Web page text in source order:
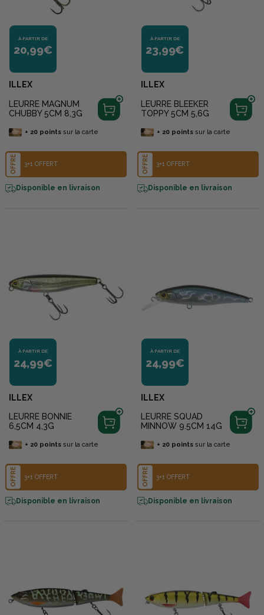
À PARTIR DE
20,99€
ILLEX
LEURRE MAGNUM
CHUBBY 5CM 8,3G
+ 20pointssur la carte
OFFRE 3+1 OFFERT
Disponible en livraison
À PARTIR DE
23,99€
ILLEX
LEURRE BLEEKER
TOPPY 5CM 5,6G
+ 20pointssur la carte
OFFRE 3+1 OFFERT
Disponible en livraison
À PARTIR DE
24,99€
ILLEX
LEURRE BONNIE
6,5CM 4,3G
+ 20pointssur la carte
OFFRE 3+1 OFFERT
Disponible en livraison
À PARTIR DE
24,99€
ILLEX
LEURRE SQUAD
MINNOW 9.5CM 14G
+ 20pointssur la carte
OFFRE 3+1 OFFERT
Disponible en livraison